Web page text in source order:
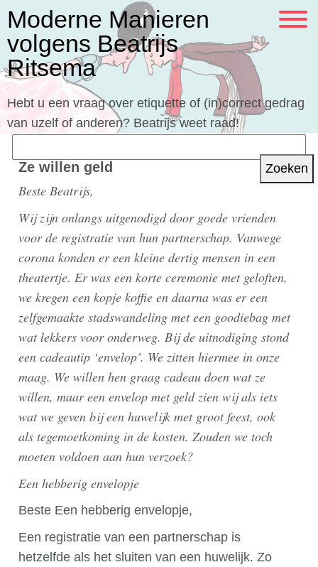
Moderne Manieren
volgens Beatrijs
Ritsema
Hebt u een vraag over etiquette of (in)correct gedrag
van uzelf of anderen? Beatrijs weet raad!
naar:Ze willen geld
Beste Beatrijs,
Wij zijn onlangs uitgenodigd door goede vrienden
voor de registratie van hun partnerschap. Vanwege
corona konden er een kleine dertig mensen in een
theatertje. Er was een korte ceremonie met geloften,
we kregen een kopje koffie en daarna was er een
zelfgemaakte stadswandeling met een goodiebag met
wat lekkers voor onderweg. Bij de uitnodiging stond
een cadeautip ‘envelop’. We zitten hiermee in onze
maag. We willen hen graag cadeau doen wat ze
willen, maar een envelop met geld zien wij als iets
wat we geven bij een huwelijk met groot feest, ook
als tegemoetkoming in de kosten. Zouden we toch
moeten voldoen aan hun verzoek?
Een hebberig envelopje
Beste Een hebberig envelopje,
Een registratie van een partnerschap is
hetzelfde als het sluiten van een huwelijk. Zo